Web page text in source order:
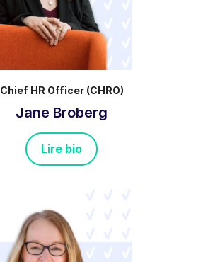
Chief HR Officer (CHRO)
Jane Broberg
Lire bio